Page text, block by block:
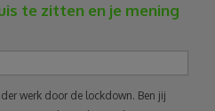
te zitten en je mening
werk door de lockdown. Ben jij